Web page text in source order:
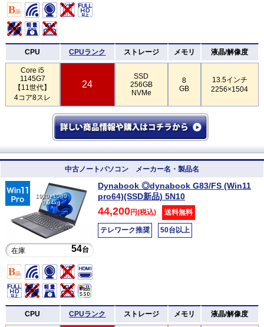
CPU CPUランク ストレージ メモリ 液晶/解像度
Core i5
1145G7
【11世代】
4コア8スレ
24
SSD
256GB
NVMe
8
GB
13.5インチ
2256×1504
中古ノートパソコン メーカー名・製品名
1920×1080
0.94kg
在庫 54台
Dynabook ◎dynabook G83/FS (Win11
pro64)(SSD新品) 5N10
44,200円(税込) 送料無料
テレワーク推奨 50台以上
CPU CPUランク ストレージ メモリ 液晶/解像度